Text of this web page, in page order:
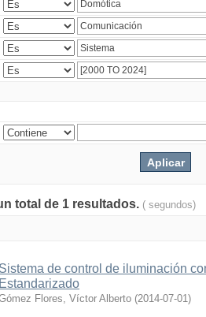
total de 1 resultados. ( segundos)
Sistema de control de iluminación
Estandarizado
Flores, Víctor Alberto (2014-07-01)